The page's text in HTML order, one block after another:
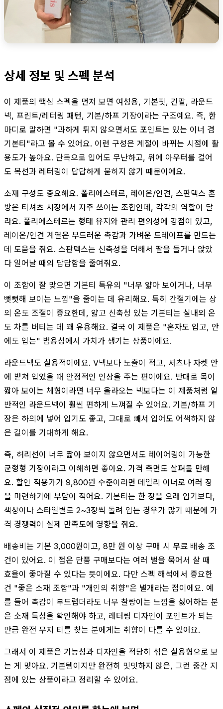
상세 정보 및 스펙 분석
이 제품의 핵심 스펙을 먼저 보면 여성용, 기본핏, 긴팔, 라운드
넥, 프린트/레터링 패턴, 기본/하프 기장이라는 구조예요. 즉, 한
마디로 말하면 "과하게 튀지 않으면서도 포인트는 있는 이너 겸
기본티"라고 볼 수 있어요. 이런 구성은 계절이 바뀌는 시점에 활
용도가 높아요. 단독으로 입어도 무난하고, 위에 아우터를 걸어
도 목선과 레터링이 답답하게 묻히지 않기 때문이에요.
소재 구성도 중요해요. 폴리에스테르, 레이온/인견, 스판덱스 혼
방은 티셔츠 시장에서 자주 쓰이는 조합인데, 각각의 역할이 달
라요. 폴리에스테르는 형태 유지와 관리 편의성에 강점이 있고,
레이온/인견 계열은 부드러운 촉감과 가벼운 드레이프를 만드는
데 도움을 줘요. 스판덱스는 신축성을 더해서 팔을 들거나 앉았
다 일어날 때의 답답함을 줄여줘요.
이 조합이 잘 맞으면 기본티 특유의 "너무 얇아 보이거나, 너무
뻣뻣해 보이는 느낌"을 줄이는 데 유리해요. 특히 간절기에는 상
의 온도 조절이 중요한데, 얇고 신축성 있는 기본티는 실내외 온
도 차를 버티는 데 꽤 유용해요. 결국 이 제품은 "혼자도 입고, 안
에도 입는" 범용성에서 가치가 생기는 상품이에요.
라운드넥도 실용적이에요. V넥보다 노출이 적고, 셔츠나 자켓 안
에 받쳐 입었을 때 안정적인 인상을 주는 편이에요. 반대로 목이
짧아 보이는 체형이라면 너무 올라오는 넥보다는 이 제품처럼 일
반적인 라운드넥이 훨씬 편하게 느껴질 수 있어요. 기본/하프 기
장은 하의에 넣어 입기도 좋고, 그대로 빼서 입어도 어색하지 않
은 길이를 기대하게 해요.
즉, 허리선이 너무 짧아 보이지 않으면서도 레이어링이 가능한
균형형 기장이라고 이해하면 좋아요. 가격 측면도 살펴볼 만해
요. 할인 적용가가 9,800원 수준이라면 데일리 이너로 여러 장
을 마련하기에 부담이 적어요. 기본티는 한 장을 오래 입기보다,
색상이나 스타일별로 2~3장씩 돌려 입는 경우가 많기 때문에 가
격 경쟁력이 실제 만족도에 영향을 줘요.
배송비는 기본 3,000원이고, 8만 원 이상 구매 시 무료 배송 조
건이 있어요. 이 점은 단품 구매보다는 여러 벌을 묶어서 살 때
효율이 좋아질 수 있다는 뜻이에요. 다만 스펙 해석에서 중요한
건 "좋은 소재 조합"과 "개인의 취향"은 별개라는 점이에요. 예
를 들어 촉감이 부드럽더라도 너무 찰랑이는 느낌을 싫어하는 분
은 소재 특성을 확인해야 하고, 레터링 디자인이 포인트가 되는
만큼 완전 무지 티를 찾는 분에게는 취향이 다를 수 있어요.
그래서 이 제품은 기능성과 디자인을 적당히 섞은 실용형으로 보
는 게 맞아요. 기본템이지만 완전히 밋밋하지 않은, 그런 중간 지
점에 있는 상품이라고 정리할 수 있어요.